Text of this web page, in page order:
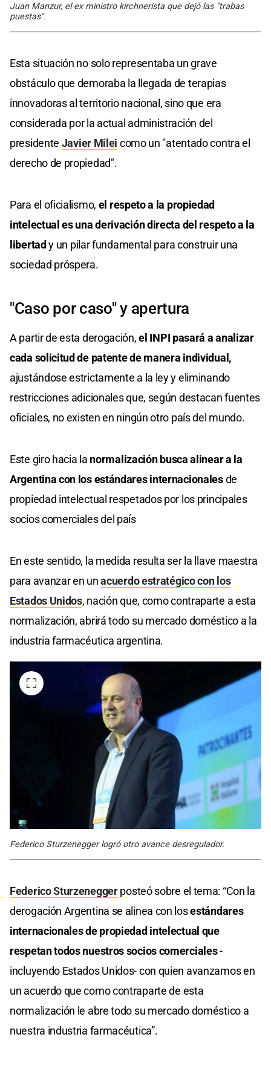
Juan Manzur, el ex ministro kirchnerista que dejó las "trabas
puestas".
Esta situación no solo representaba un grave
obstáculo que demoraba la llegada de terapias
innovadoras al territorio nacional, sino que era
considerada por la actual administración del
presidente Javier Milei como un "atentado contra el
derecho de propiedad".
Para el oficialismo, el respeto a la propiedad
intelectual es una derivación directa del respeto a la
libertady un pilar fundamental para construir una
sociedad próspera.
"Caso por caso" y apertura
A partir de esta derogación,el INPI pasará a analizar
cada solicitud de patente de manera individual,
ajustándose estrictamente a la ley y eliminando
restricciones adicionales que, según destacan fuentes
oficiales, no existen en ningún otro país del mundo.
Este giro hacia la normalización busca alinear a la
Argentina con los estándares internacionalesde
propiedad intelectual respetados por los principales
socios comerciales del país
En este sentido, la medida resulta ser la llave maestra
para avanzar en unacuerdo estratégico con los
Estados Unidos, nación que, como contraparte a esta
normalización, abrirá todo su mercado doméstico a la
industria farmacéutica argentina.
Federico Sturzenegger logró otro avance desregulador.
Federico Sturzeneggerposteó sobre el tema: “Con la
derogación Argentina se alinea con losestándares
internacionales de propiedad intelectual que
respetan todos nuestros socios comerciales-
incluyendo Estados Unidos- con quien avanzamos en
un acuerdo que como contraparte de esta
normalización le abre todo su mercado doméstico a
nuestra industria farmacéutica”.